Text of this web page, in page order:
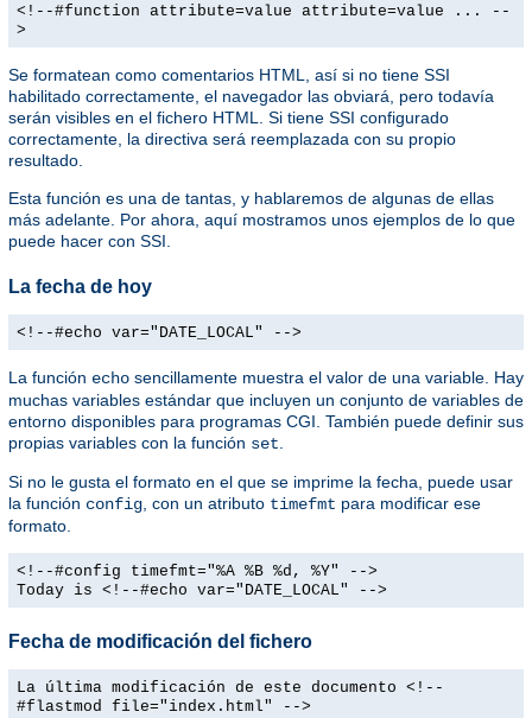
<!--#function attribute=value attribute=value ... --
>
Se formatean como comentarios HTML, así si no tiene SSI
habilitado correctamente, el navegador las obviará, pero todavía
serán visibles en el fichero HTML. Si tiene SSI configurado
correctamente, la directiva será reemplazada con su propio
resultado.
Esta función es una de tantas, y hablaremos de algunas de ellas
más adelante. Por ahora, aquí mostramos unos ejemplos de lo que
puede hacer con SSI.
La fecha de hoy
<!--#echo var="DATE_LOCAL" -->
La función echo sencillamente muestra el valor de una variable. Hay
muchas variables estándar que incluyen un conjunto de variables de
entorno disponibles para programas CGI. También puede definir sus
propias variables con la función set
Si no le gusta el formato en el que se imprime la fecha, puede usar
la función config , con un atributo timefmt para modificar ese
formato.
<!--#config timefmt="%A %B %d, %Y" -->
Today is <!--#echo var="DATE_LOCAL" -->
Fecha de modificación del fichero
La última modificación de este documento <!--
#flastmod file="index.html" -->